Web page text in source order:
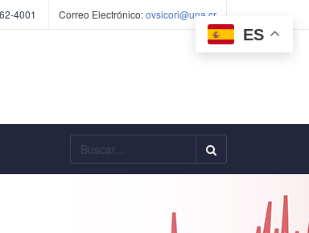
4001 Correo Electrónico:ovsicori@una.cr
ES
Buscar...